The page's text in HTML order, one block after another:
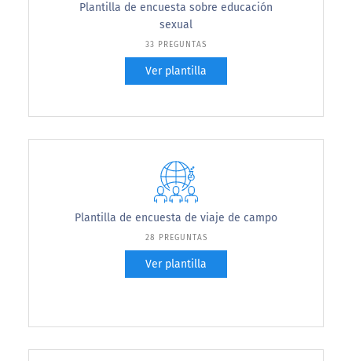
Plantilla de encuesta sobre educación
sexual
33 PREGUNTAS
Ver plantilla
Plantilla de encuesta de viaje de campo
28 PREGUNTAS
Ver plantilla